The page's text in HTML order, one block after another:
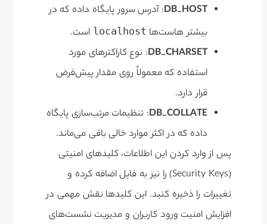
DB_HOST: آدرس سرور پایگاه داده که در
بیشتر هاست‌ها localhost است.
DB_CHARSET: نوع کاراکترهای مورد
استفاده که معمولاً روی مقدار پیش‌فرض
قرار دارد.
DB_COLLATE: تنظیمات مرتب‌سازی پایگاه
داده که در اکثر موارد خالی باقی می‌ماند.
پس از وارد کردن این اطلاعات، کلیدهای امنیتی
(Security Keys) را نیز به فایل اضافه کرده و
تغییرات را ذخیره کنید. این کلیدها نقش مهمی در
افزایش امنیت ورود کاربران و مدیریت نشست‌های